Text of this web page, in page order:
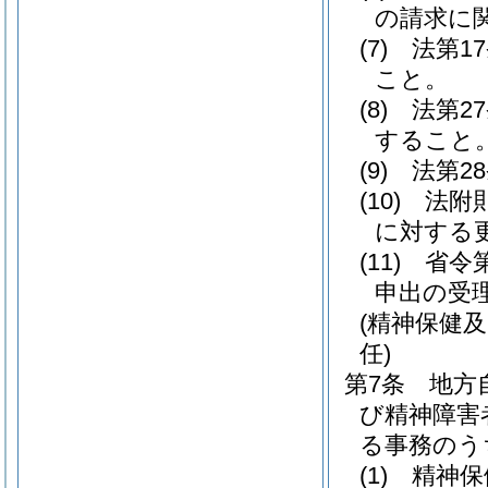
の請求に
(7)
法第
こと。
(8)
法第
すること
(9)
法第
(10)
法附
に対する
(11)
省令
申出の受
(精神保健
任)
第7条
地方
び精神障
る事務の
(1)
精神